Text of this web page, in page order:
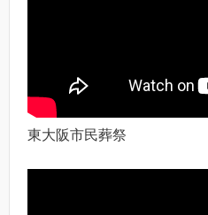
東大阪市民葬祭